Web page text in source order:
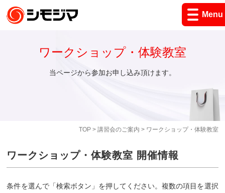
Menu
TOP> 講習会のご案内 > ワークショップ・体験教室
ワークショップ・体験教室
当ページから参加お申し込み頂けます。
ワークショップ・体験教室 開催情報
条件を選んで「検索ボタン」を押してください。複数の項目を選択